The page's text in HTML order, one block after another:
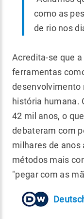
como as
de rio nos
Acredita-se que
ferramentas
desenvolvimento
história humana.
42 mil anos, o
debateram com
milhares de
métodos mais
"pegar com as